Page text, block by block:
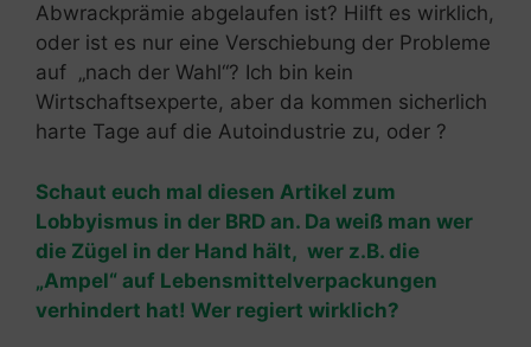
Abwrackprämie abgelaufen ist? Hilft es wirklich,
oder ist es nur eine Verschiebung der Probleme
auf „nach der Wahl“? Ich bin kein
Wirtschaftsexperte, aber da kommen sicherlich
harte Tage auf die Autoindustrie zu, oder ?
Schaut euch mal diesen Artikel zum
Lobbyismus in der BRD an. Da weiß man wer
die Zügel in der Hand hält, wer z.B. die
„Ampel“ auf Lebensmittelverpackungen
verhindert hat! Wer regiert wirklich?